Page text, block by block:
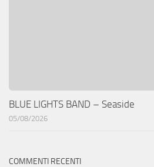
BLUE LIGHTS BAND – Seaside
05/08/2026
COMMENTI RECENTI